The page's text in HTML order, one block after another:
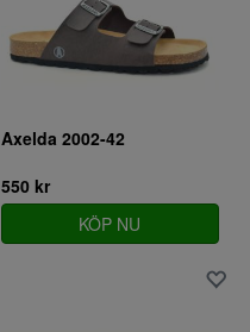
Axelda 2002-42
550 kr
KÖP NU